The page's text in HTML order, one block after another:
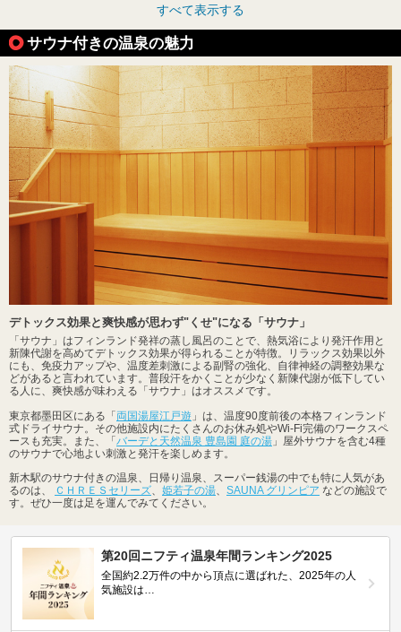
すべて表示する
サウナ付きの温泉の魅力
デトックス効果と爽快感が思わず"くせ"になる「サウナ」
「サウナ」はフィンランド発祥の蒸し風呂のことで、熱気浴により発汗作用と
新陳代謝を高めてデトックス効果が得られることが特徴。リラックス効果以外
にも、免疫力アップや、温度差刺激による副腎の強化、自律神経の調整効果な
どがあると言われています。普段汗をかくことが少なく新陳代謝が低下してい
る人に、爽快感が味わえる「サウナ」はオススメです。
東京都墨田区にある「 両国湯屋江戸遊 」は、温度90度前後の本格フィンランド
式ドライサウナ。その他施設内にたくさんのお休み処やWi-Fi完備のワークスペ
ースも充実。また、「 バーデと天然温泉 豊島園 庭の湯 」屋外サウナを含む4種
のサウナで心地よい刺激と発汗を楽しめます。
新木駅のサウナ付きの温泉、日帰り温泉、スーパー銭湯の中でも特に人気があ
るのは、
ＣＨＲＥＳセリーズ、 姫若子の湯、 SAUNA グリンピア などの施設で
す。ぜひ一度は足を運んでみてください。
第20回ニフティ温泉年間ランキング2025
全国約2.2万件の中から頂点に選ばれた、2025年の人
気施設は…